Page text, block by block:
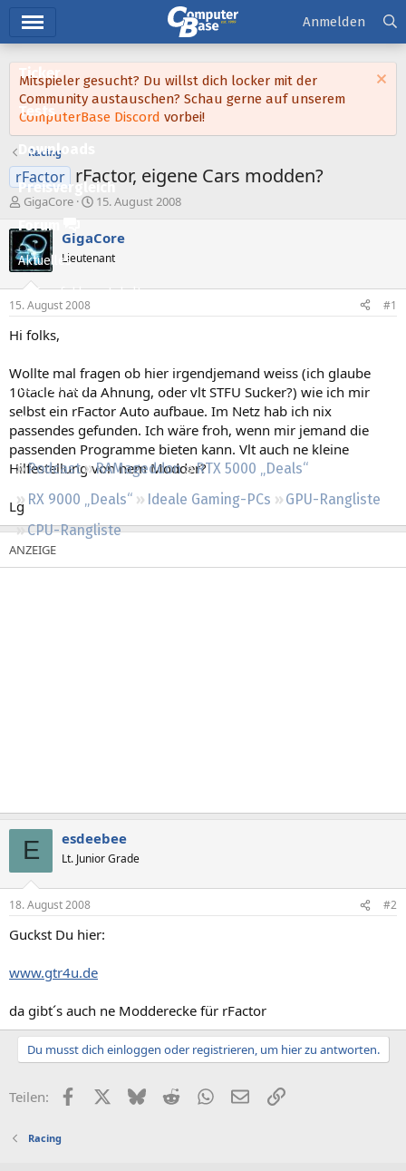
Ticker
Tests
Downloads
Preisvergleich
Forum
Aktuelles
Empfohlene Inhalte
Leserartikel
Regeln
Podcast RAMageddon
RTX 5000 „Deals“
RX 9000 „Deals“
Ideale Gaming-PCs
GPU-Rangliste
CPU-Rangliste
Anmelden
Mitspieler gesucht? Du willst dich locker mit der
Community austauschen? Schau gerne auf unserem
ComputerBase Discord vorbei!
Racing
rFactor rFactor, eigene Cars modden?
E
r
s
t
e
e
r
GigaCore
E
s
e
t
15. August 2008
GigaCore
Lieutenant
15. August 2008 #1
Hi folks,
Wollte mal fragen ob hier irgendjemand weiss (ich glaube
10tacle hat da Ahnung, oder vlt STFU Sucker?) wie ich mir
selbst ein rFactor Auto aufbaue. Im Netz hab ich nix
passendes gefunden. Ich wäre froh, wenn mir jemand die
passenden Programme bieten kann. Vlt auch ne kleine
Hilfestellung von nem Modder?
Lg
E esdeebee
Lt. Junior Grade
18. August 2008 #2
Guckst Du hier:
www.gtr4u.de
da gibt´s auch ne Modderecke für rFactor
Du musst dich einloggen oder registrieren, um hier zu antworten.
Teilen: FacebookX (Twitter)
BlueskyRedditWhatsApp
E-MailLink
Racing